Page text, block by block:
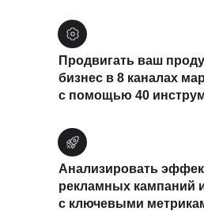
Анализировать
рекламных кампаний
с ключевыми
Продвигать ваш
бизнес в 8 каналах
с помощью 40